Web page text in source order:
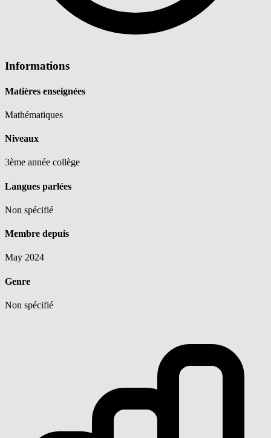
Informations
Matières enseignées
Mathématiques
Niveaux
3ème année collège
Langues parlées
Non spécifié
Membre depuis
May 2024
Genre
Non spécifié